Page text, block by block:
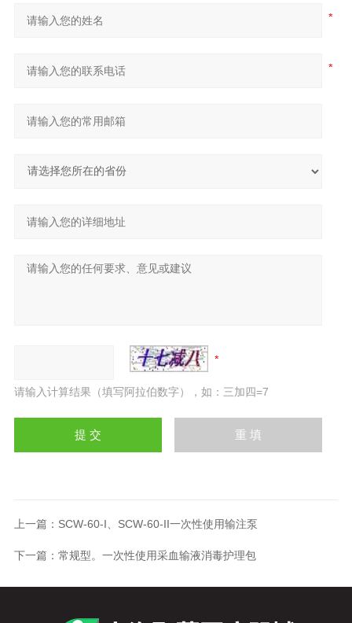
请输入计算结果（填写阿拉伯数字），如：三加四=7
上一篇： SCW-60-I、SCW-60-II一次性使用输注泵
下一篇： 常规型。一次性使用采血输液消毒护理包